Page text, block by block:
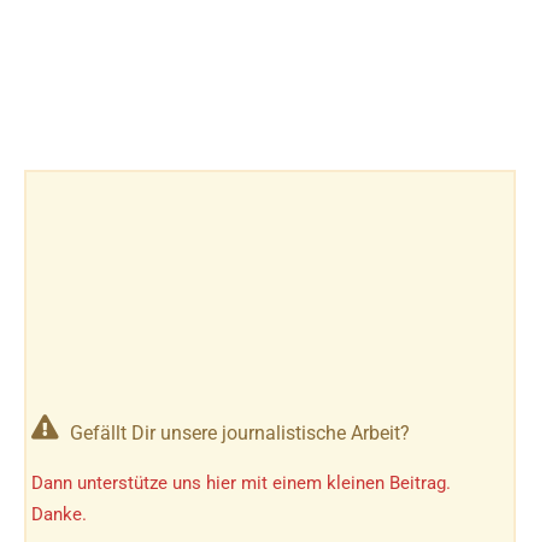
Gefällt Dir unsere journalistische Arbeit?
Dann unterstütze uns hier mit einem kleinen Beitrag.
Danke.